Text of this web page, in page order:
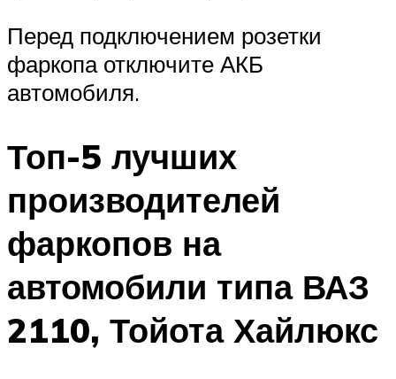
Перед подключением розетки
фаркопа отключите АКБ
автомобиля.
Топ-5 лучших
производителей
фаркопов на
автомобили типа ВАЗ
2110, Тойота Хайлюкс